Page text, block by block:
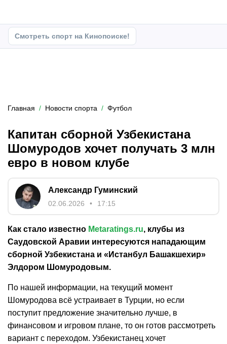
Смотреть спорт на Кинопоиске!
Главная Новости спорта Футбол
Капитан сборной Узбекистана
Шомуродов хочет получать 3 млн
евро в новом клубе
Александр Гуминский
02.06.2026 17:15
Как стало известно Metaratings.ru, клубы из
Саудовской Аравии интересуются нападающим
сборной Узбекистана и «Истанбул Башакшехир»
Элдором Шомуродовым.
По нашей информации, на текущий момент
Шомуродова всё устраивает в Турции, но если
поступит предложение значительно лучше, в
финансовом и игровом плане, то он готов рассмотреть
вариант с переходом. Узбекистанец хочет